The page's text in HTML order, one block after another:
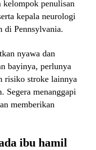
penulisan
kepala neurologi
di Pennsylvania.
nyawa dan
bayinya, perlunya
risiko stroke lainnya
Segera menanggapi
memberikan
ibu hamil